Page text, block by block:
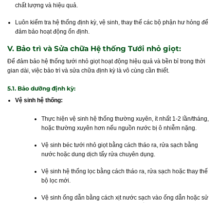
chất lượng và hiệu quả.
Luôn kiểm tra hệ thống định kỳ, vệ sinh, thay thế các bộ phận hư hỏng để
đảm bảo hoạt động ổn định.
V. Bảo trì và Sửa chữa Hệ thống Tưới nhỏ giọt:
Để đảm bảo hệ thống tưới nhỏ giọt hoạt động hiệu quả và bền bỉ trong thời
gian dài, việc bảo trì và sửa chữa định kỳ là vô cùng cần thiết.
5.1. Bảo dưỡng định kỳ:
Vệ sinh hệ thống:
Thực hiện vệ sinh hệ thống thường xuyên, ít nhất 1-2 lần/tháng,
hoặc thường xuyên hơn nếu nguồn nước bị ô nhiễm nặng.
Vệ sinh béc tưới nhỏ giọt bằng cách tháo ra, rửa sạch bằng
nước hoặc dung dịch tẩy rửa chuyên dụng.
Vệ sinh hệ thống lọc bằng cách tháo ra, rửa sạch hoặc thay thế
bộ lọc mới.
Vệ sinh ống dẫn bằng cách xịt nước sạch vào ống dẫn hoặc sử